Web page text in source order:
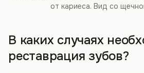
от кариеса. Вид со
В каких случаях
реставрация зубов?